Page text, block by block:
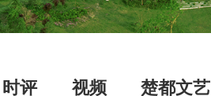
时评 视频 楚都文艺